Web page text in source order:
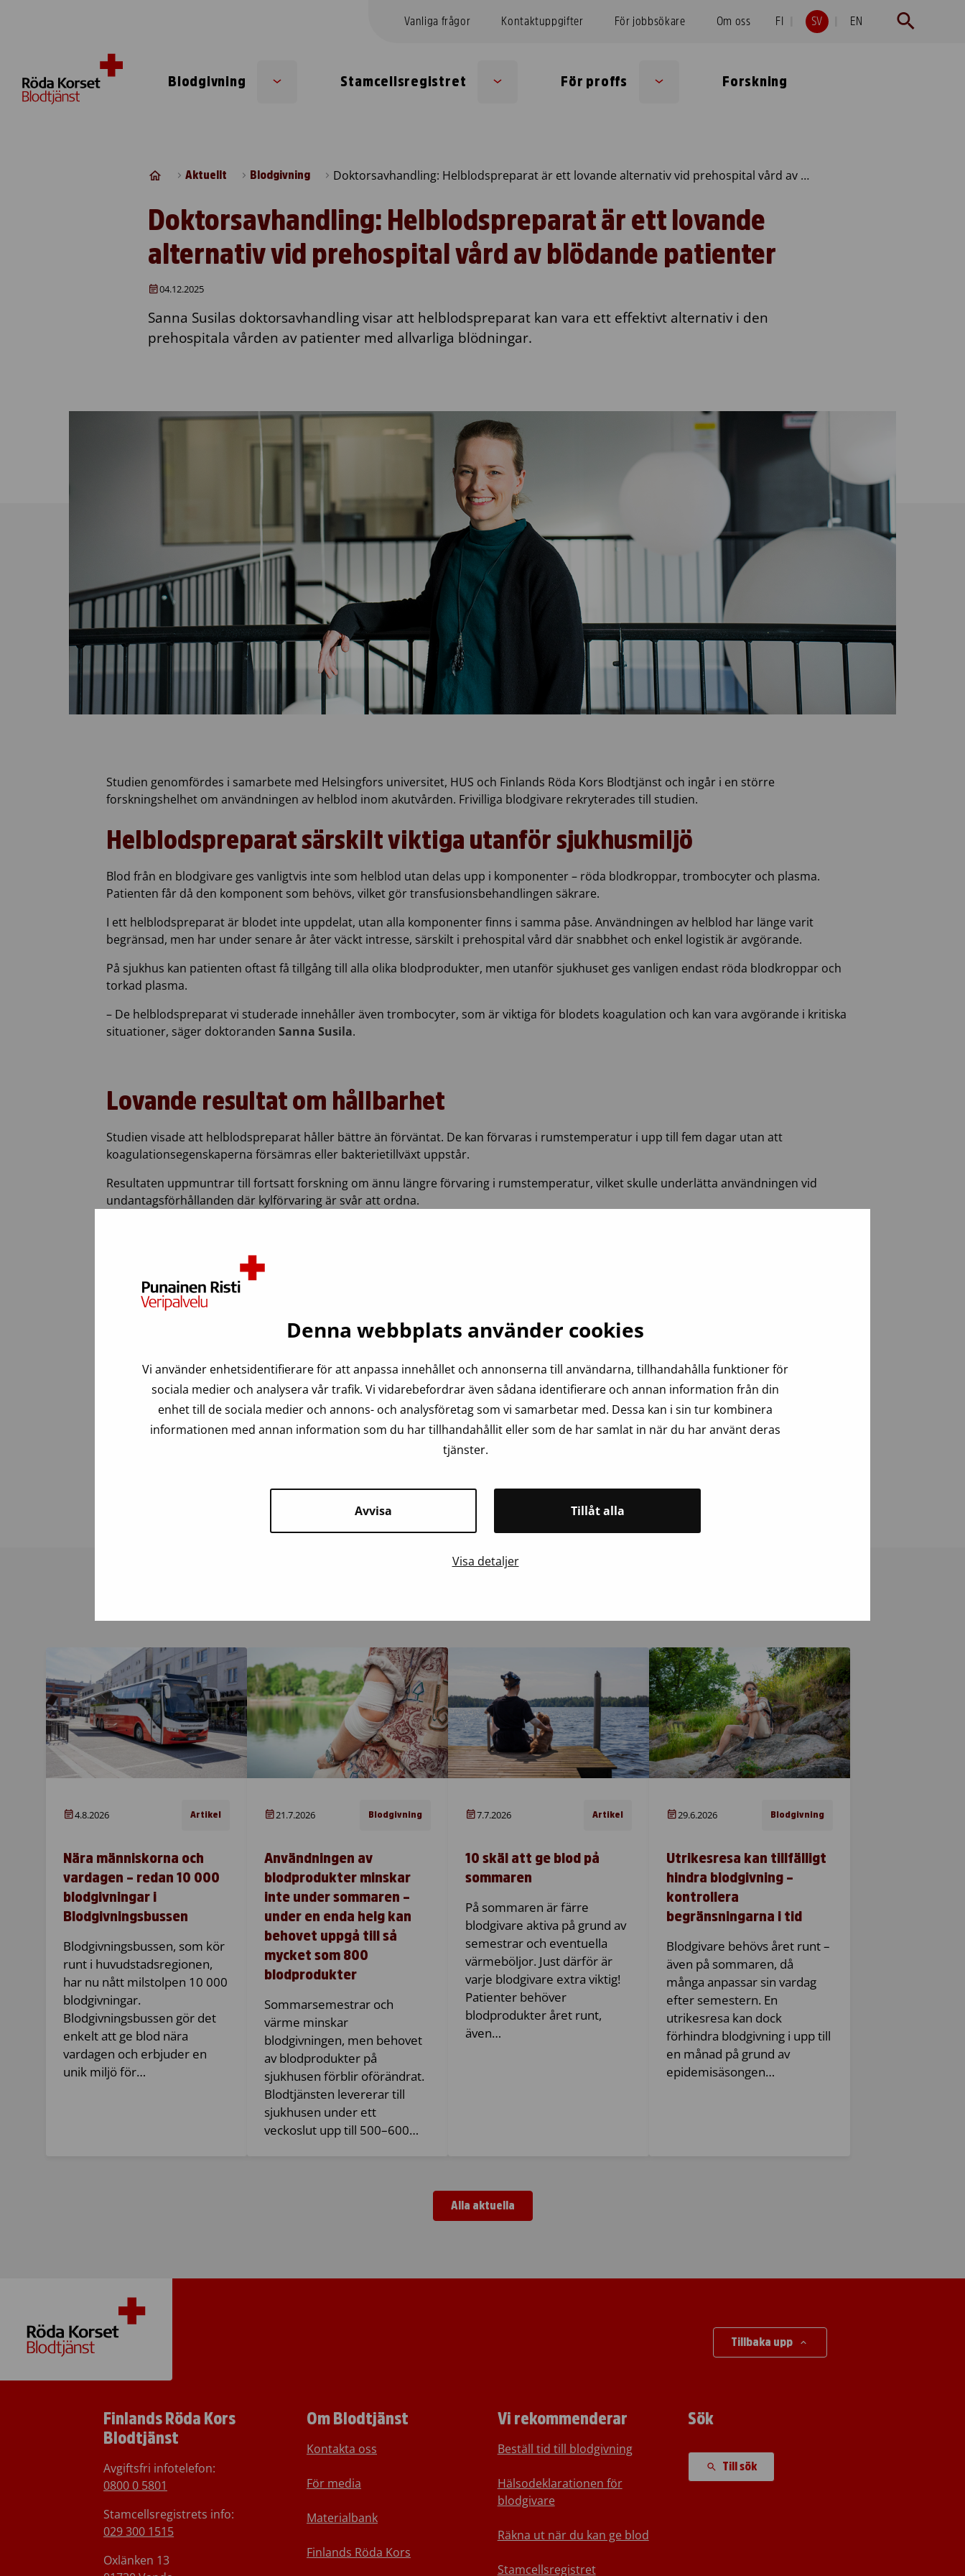
Denna webbplats använder cookies
Vi använder enhetsidentifierare för att anpassa innehållet och annonserna till användarna, tillhandahålla funktioner för
sociala medier och analysera vår trafik. Vi vidarebefordrar även sådana identifierare och annan information från din
enhet till de sociala medier och annons- och analysföretag som vi samarbetar med. Dessa kan i sin tur kombinera
informationen med annan information som du har tillhandahållit eller som de har samlat in när du har använt deras
tjänster.
Avvisa Tillåt alla
Visa detaljer
Vanliga frågor Kontaktuppgifter För jobbsökare Om oss FI SV EN
Blodgivning Stamcellsregistret För proffs Forskning
Aktuellt Blodgivning Doktorsavhandling: Helblodspreparat är ett lovande alternativ vid prehospital vård av blödande patienter
Doktorsavhandling: Helblodspreparat är ett lovande
alternativ vid prehospital vård av blödande patienter
04.12.2025
Sanna Susilas doktorsavhandling visar att helblodspreparat kan vara ett effektivt alternativ i den
prehospitala vården av patienter med allvarliga blödningar.
Studien genomfördes i samarbete med Helsingfors universitet, HUS och Finlands Röda Kors Blodtjänst och ingår i en större
forskningshelhet om användningen av helblod inom akutvården. Frivilliga blodgivare rekryterades till studien.
Helblodspreparat särskilt viktiga utanför sjukhusmiljö
Blod från en blodgivare ges vanligtvis inte som helblod utan delas upp i komponenter – röda blodkroppar, trombocyter och plasma.
Patienten får då den komponent som behövs, vilket gör transfusionsbehandlingen säkrare.
I ett helblodspreparat är blodet inte uppdelat, utan alla komponenter finns i samma påse. Användningen av helblod har länge varit
begränsad, men har under senare år åter väckt intresse, särskilt i prehospital vård där snabbhet och enkel logistik är avgörande.
På sjukhus kan patienten oftast få tillgång till alla olika blodprodukter, men utanför sjukhuset ges vanligen endast röda blodkroppar och
torkad plasma.
– De helblodspreparat vi studerade innehåller även trombocyter, som är viktiga för blodets koagulation och kan vara avgörande i kritiska
situationer, säger doktoranden Sanna Susila.
Lovande resultat om hållbarhet
Studien visade att helblodspreparat håller bättre än förväntat. De kan förvaras i rumstemperatur i upp till fem dagar utan att
koagulationsegenskaperna försämras eller bakterietillväxt uppstår.
Resultaten uppmuntrar till fortsatt forskning om ännu längre förvaring i rumstemperatur, vilket skulle underlätta användningen vid
undantagsförhållanden där kylförvaring är svår att ordna.
Disputation den 5 december
whole blood – A series of in vitro studies”. Disputationen äger rum i Päärakennus, Karolina Eskelin -sali, Unioninkatu 34.
Opponent är professori Agneta Wikman, Karolinska Institutet, och kustos är Klaus Olkkola.
Livestream:https://tapahtumat.helsinki.fi/sv-FI/page/6915151afafad1b3a6bb3324
4.8.2026 Artikel
Nära människorna och
vardagen – redan 10 000
blodgivningar i
Blodgivningsbussen
Blodgivningsbussen, som kör
runt i huvudstadsregionen,
har nu nått milstolpen 10 000
blodgivningar.
Blodgivningsbussen gör det
enkelt att ge blod nära
vardagen och erbjuder en
unik miljö för…
21.7.2026 Blodgivning
Användningen av
blodprodukter minskar
inte under sommaren –
under en enda helg kan
behovet uppgå till så
mycket som 800
blodprodukter
Sommarsemestrar och
värme minskar
blodgivningen, men behovet
av blodprodukter på
sjukhusen förblir oförändrat.
Blodtjänsten levererar till
sjukhusen under ett
veckoslut upp till 500–600…
7.7.2026 Artikel
10 skäl att ge blod på
sommaren
På sommaren är färre
blodgivare aktiva på grund av
semestrar och eventuella
värmeböljor. Just därför är
varje blodgivare extra viktig!
Patienter behöver
blodprodukter året runt,
även…
29.6.2026 Blodgivning
Utrikesresa kan tillfälligt
hindra blodgivning –
kontrollera
begränsningarna i tid
Blodgivare behövs året runt –
även på sommaren, då
många anpassar sin vardag
efter semestern. En
utrikesresa kan dock
förhindra blodgivning i upp till
en månad på grund av
epidemisäsongen…
Alla aktuella
Tillbaka upp
Finlands Röda Kors
Blodtjänst
Avgiftsfri infotelefon:
0800 0 5801
Stamcellsregistrets info:
029 300 1515
Oxlänken 13
Om Blodtjänst
Kontakta oss
För media
Materialbank
Finlands Röda Kors
Vi rekommenderar
Beställ tid till blodgivning
Hälsodeklarationen för
blodgivare
Räkna ut när du kan ge blod
Stamcellsregistret
Sök
Till sök